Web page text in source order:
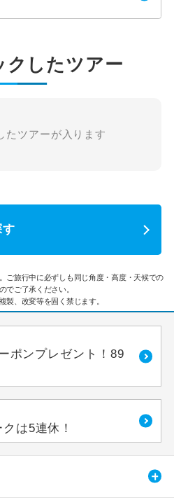
クしたツアー
たツアーが入ります
す
ご旅行中に必ずしも同じ角度・高度・天候での
でご了承ください。
、改変等を固く禁じます。
ポンプレゼント！89
は5連休！